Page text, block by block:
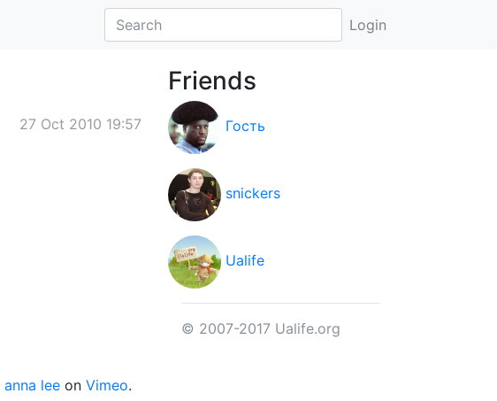
Login
27 Oct 2010 19:57
anna lee on Vimeo.
Friends
Гость
snickers
Ualife
© 2007-2017 Ualife.org